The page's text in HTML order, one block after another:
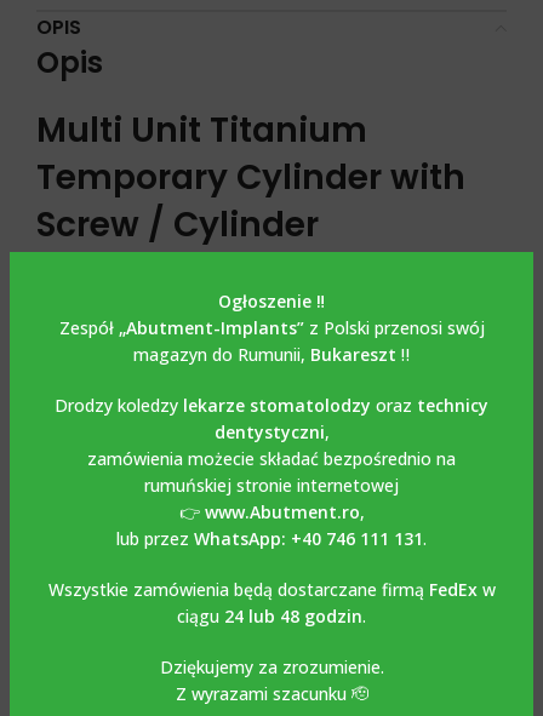
Ogłoszenie ‼️
Zespół „Abutment-Implants”z Polski przenosi swój
magazyn do Rumunii, Bukareszt ‼️
Drodzy koledzy lekarze stomatolodzy oraz technicy
dentystyczni,
zamówienia możecie składać bezpośrednio na
rumuńskiej stronie internetowej
👉 www.Abutment.ro,
lub przez WhatsApp: +40 746 111 131.
Wszystkie zamówienia będą dostarczane firmą FedExw
ciągu 24 lub 48 godzin.
Dziękujemy za zrozumienie.
Z wyrazami szacunku 🫡
OPIS
Opis
Multi Unit Titanium
Temporary Cylinder with
Screw / Cylinder
kompatybilny z
STRAUMANN BONE LEVEL
Cylinder tymczasowy Multi Unit Titanium ze śrubą / Cylinder
tymczasowy kompatybilny z STRAUMANN BONE LEVEL
wykonany jest z tytanu o gradacji 5-6AL4V. Śruba jest
dołączona do zestawu. Zalecany moment obrotowy 15
Ncm. Służy do wykonywania przykręcanych uzupełnień
cylindrycznej umożliwiają dobrą retencję materiałów do
uzupełnień tymczasowych. Stosuje się go razem z
zarówno do prac klasycznych, jak i cyfrowych z
wykorzystaniem bibliotek Exocad, Dental Wings, 3 Shape,